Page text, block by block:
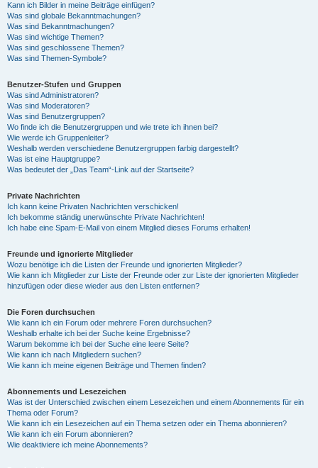
Kann ich Bilder in meine Beiträge einfügen?
Was sind globale Bekanntmachungen?
Was sind Bekanntmachungen?
Was sind wichtige Themen?
Was sind geschlossene Themen?
Was sind Themen-Symbole?
Benutzer-Stufen und Gruppen
Was sind Administratoren?
Was sind Moderatoren?
Was sind Benutzergruppen?
Wo finde ich die Benutzergruppen und wie trete ich ihnen bei?
Wie werde ich Gruppenleiter?
Weshalb werden verschiedene Benutzergruppen farbig dargestellt?
Was ist eine Hauptgruppe?
Was bedeutet der „Das Team“-Link auf der Startseite?
Private Nachrichten
Ich kann keine Privaten Nachrichten verschicken!
Ich bekomme ständig unerwünschte Private Nachrichten!
Ich habe eine Spam-E-Mail von einem Mitglied dieses Forums erhalten!
Freunde und ignorierte Mitglieder
Wozu benötige ich die Listen der Freunde und ignorierten Mitglieder?
Wie kann ich Mitglieder zur Liste der Freunde oder zur Liste der ignorierten Mitglieder
hinzufügen oder diese wieder aus den Listen entfernen?
Die Foren durchsuchen
Wie kann ich ein Forum oder mehrere Foren durchsuchen?
Weshalb erhalte ich bei der Suche keine Ergebnisse?
Warum bekomme ich bei der Suche eine leere Seite?
Wie kann ich nach Mitgliedern suchen?
Wie kann ich meine eigenen Beiträge und Themen finden?
Abonnements und Lesezeichen
Was ist der Unterschied zwischen einem Lesezeichen und einem Abonnements für ein
Thema oder Forum?
Wie kann ich ein Lesezeichen auf ein Thema setzen oder ein Thema abonnieren?
Wie kann ich ein Forum abonnieren?
Wie deaktiviere ich meine Abonnements?